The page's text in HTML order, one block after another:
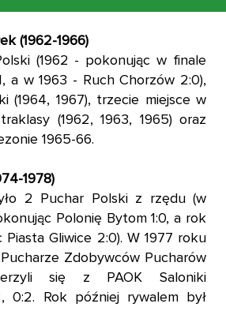
(1962-1966)
(1962 - pokonując w finale
a w 1963 - Ruch Chorzów 2:0),
(1964, 1967), trzecie miejsce w
(1962, 1963, 1965) oraz
1965-66.
1978)
2 Puchar Polski z rzędu (w
Polonię Bytom 1:0, a rok
Piasta Gliwice 2:0). W 1977 roku
Zdobywców Pucharów
się z PAOK Saloniki
0:2. Rok później rywalem był